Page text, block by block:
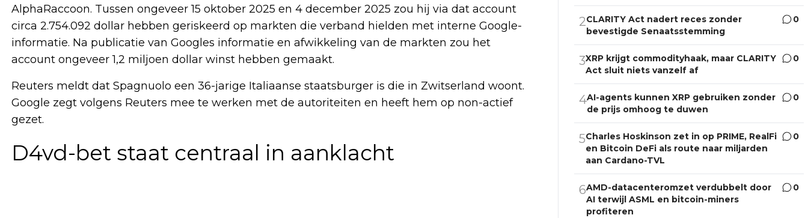
AlphaRaccoon. Tussen ongeveer 15 oktober 2025 en 4 december 2025 zou hij via dat account
circa 2.754.092 dollar hebben geriskeerd op markten die verband hielden met interne Google-
informatie. Na publicatie van Googles informatie en afwikkeling van de markten zou het
account ongeveer 1,2 miljoen dollar winst hebben gemaakt.
Reuters meldt dat Spagnuolo een 36-jarige Italiaanse staatsburger is die in Zwitserland woont.
Google zegt volgens Reuters mee te werken met de autoriteiten en heeft hem op non-actief
gezet.
D4vd-bet staat centraal in aanklacht
2CLARITY Act nadert reces zonder
bevestigde Senaatsstemming
0
3XRP krijgt commodityhaak, maar CLARITY
Act sluit niets vanzelf af
0
4AI-agents kunnen XRP gebruiken zonder
de prijs omhoog te duwen
0
5Charles Hoskinson zet in op PRIME, RealFi
en Bitcoin DeFi als route naar miljarden
aan Cardano-TVL
0
6AMD-datacenteromzet verdubbelt door
AI terwijl ASML en bitcoin-miners
profiteren
0